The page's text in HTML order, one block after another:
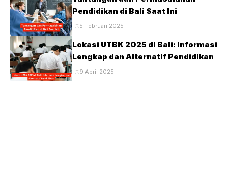
Pendidikan di Bali Saat Ini
5 Februari 2025
Lokasi UTBK 2025 di Bali: Informasi
Lengkap dan Alternatif Pendidikan
9 April 2025